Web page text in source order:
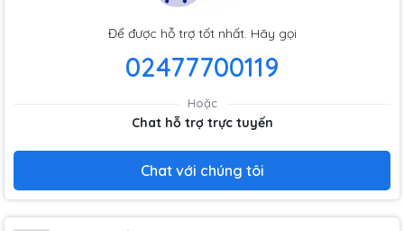
Để được hỗ trợ tốt nhất. Hãy gọi
02477700119
Hoặc
Chat hỗ trợ trực tuyến
Chat với chúng tôi